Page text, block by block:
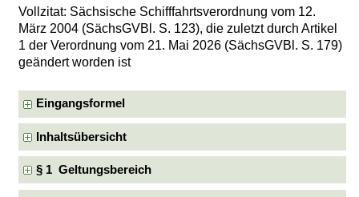
Vollzitat: Sächsische Schifffahrtsverordnung vom 12.
März 2004 (SächsGVBl. S. 123), die zuletzt durch Artikel
1 der Verordnung vom 21. Mai 2026 (SächsGVBl. S. 179)
geändert worden ist
Eingangsformel
Inhaltsübersicht
§ 1 Geltungsbereich